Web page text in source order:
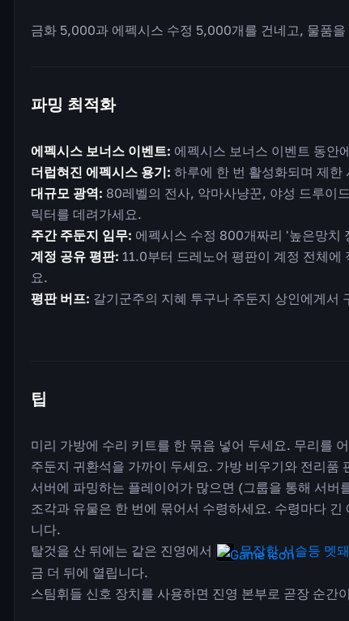
금화 5,000과 에펙시스 수정 5,000개를 건네고, 물품
파밍 최적화
에펙시스 보너스 이벤트: 에펙시스 보너스 이벤트 동안
더럽혀진 에펙시스 용기: 하루에 한 번 활성화되며 제한
대규모 광역: 80레벨의 전사, 악마사냥꾼, 야성 드루이
릭터를 데려가세요.
주간 주둔지 임무: 에펙시스 수정 800개짜리 '높은망치
계정 공유 평판: 11.0부터 드레노어 평판이 계정 전체
요.
평판 버프: 갈기군주의 지혜 투구나 주둔지 상인에게서
팁
미리 가방에 수리 키트를 한 묶음 넣어 두세요. 무리를
주둔지 귀환석을 가까이 두세요. 가방 비우기와 전리품
서버에 파밍하는 플레이어가 많으면 (그룹을 통해 서
조각과 유물은 한 번에 묶어서 수령하세요. 수령마다
니다.
탈것을 산 뒤에는 같은 진영에서
무장한 서슬등 멧
금 더 뒤에 열립니다.
스팀휘들 신호 장치를 사용하면 진영 본부로 곧장 순간